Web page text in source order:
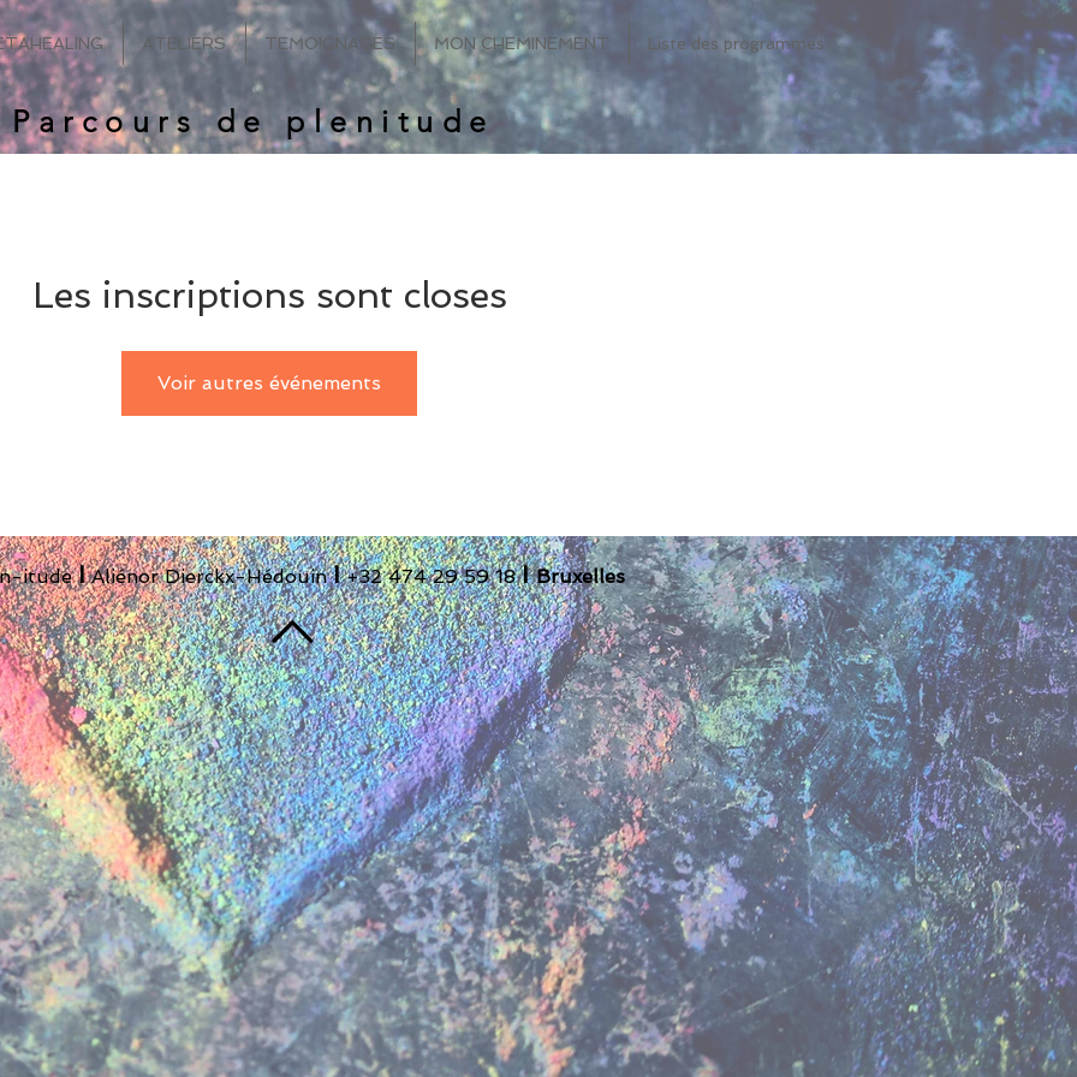
ATELIERS TEMOIGNAGES MON CHEMINEMENT Liste des programmes
Parcours de plenitude
Les inscriptions sont closes
Voir autres événements
itudeIAliénor Dierckx-HédouinI+32 474 29 59 18IBruxelles